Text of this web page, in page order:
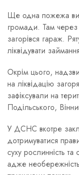
Ще одна пожежа
громади. Там через
загорівся гараж.
ліквідувати
Окрім цього,
на ліквідацію
зафіксували на
Подільського,
У ДСНС вкотре
дотримуватися
суху рослинність
адже необережність